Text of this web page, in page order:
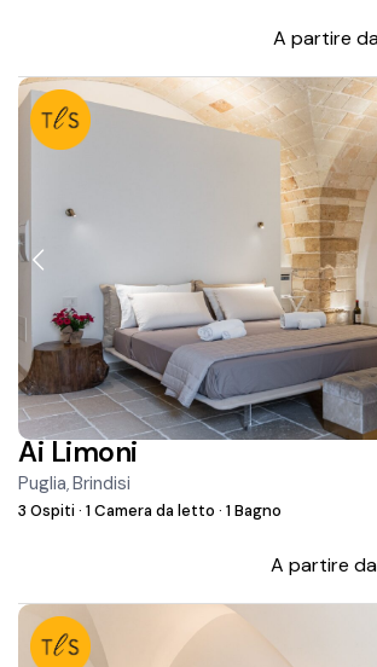
A partire
Ai Limoni
Puglia,Brindisi
3 Ospiti· 1 Camera da letto· 1 Bagno
A partire da